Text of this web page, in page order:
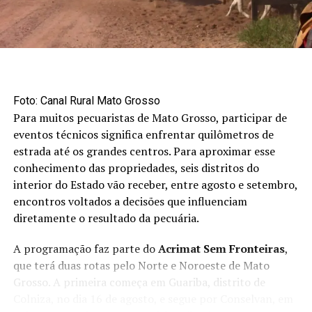
cotada, em média, a R$ 122,88, valorização de 0,99% em
relação à semana anterior, sustentada pela menor
oferta do grão no estado. Em sentido oposto, os
petróleo Brent. Já o óleo de soja registrou valorização
semanal de 0,91%, alcançando média de R$ 5.964,49 por
tonelada, impulsionado pela demanda externa.
Foto: Canal Rural Mato Grosso
Para muitos pecuaristas de Mato Grosso, participar de
eventos técnicos significa enfrentar quilômetros de
estrada até os grandes centros. Para aproximar esse
conhecimento das propriedades, seis distritos do
interior do Estado vão receber, entre agosto e setembro,
encontros voltados a decisões que influenciam
diretamente o resultado da pecuária.
A programação faz parte doAcrimat Sem Fronteiras,
que terá duas rotas pelo Norte e Noroeste de Mato
Grosso. A primeira começa em Guariba, distrito de